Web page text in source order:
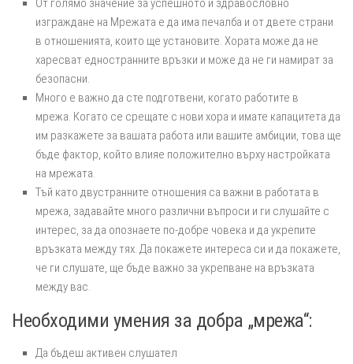
От голямо значение за успешното и здравословно
изграждане на Мрежата е да има печалба и от двете страни
в отношенията, които ще установите. Хората може да не
харесват едностранните връзки и може да не ги намират за
безопасни.
Много е важно да сте подготвени, когато работите в
мрежа. Когато се срещате с нови хора и имате капацитета да
им разкажете за вашата работа или вашите амбиции, това ще
бъде фактор, който влияе положително върху настройката
на мрежата.
Тъй като двустранните отношения са важни в работата в
мрежа, задавайте много различни въпроси и ги слушайте с
интерес, за да опознаете по-добре човека и да укрепите
връзката между тях. Да покажете интереса си и да покажете,
че ги слушате, ще бъде важно за укрепване на връзката
между вас.
Необходими умения за добра „мрежа“:
Да бъдеш активен слушател